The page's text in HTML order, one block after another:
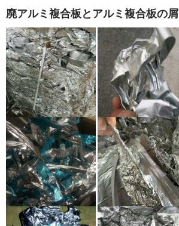
廃アルミ複合板とアルミ複合板の屑